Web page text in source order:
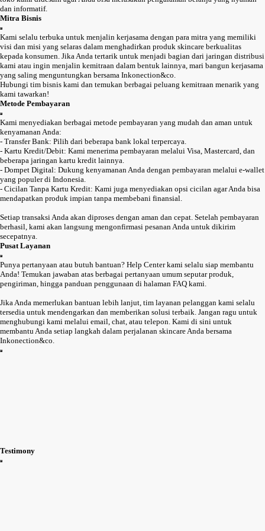
dan informatif.
Mitra Bisnis
Kami selalu terbuka untuk menjalin kerjasama dengan para mitra yang memiliki
visi dan misi yang selaras dalam menghadirkan produk skincare berkualitas
kepada konsumen. Jika Anda tertarik untuk menjadi bagian dari jaringan distribusi
kami atau ingin menjalin kemitraan dalam bentuk lainnya, mari bangun kerjasama
yang saling menguntungkan bersama Inkonection&co.
Hubungi tim bisnis kami dan temukan berbagai peluang kemitraan menarik yang
kami tawarkan!
Metode Pembayaran
Kami menyediakan berbagai metode pembayaran yang mudah dan aman untuk
kenyamanan Anda:
- Transfer Bank: Pilih dari beberapa bank lokal terpercaya.
- Kartu Kredit/Debit: Kami menerima pembayaran melalui Visa, Mastercard, dan
beberapa jaringan kartu kredit lainnya.
- Dompet Digital: Dukung kenyamanan Anda dengan pembayaran melalui e-wallet
yang populer di Indonesia.
- Cicilan Tanpa Kartu Kredit: Kami juga menyediakan opsi cicilan agar Anda bisa
mendapatkan produk impian tanpa membebani finansial.
Setiap transaksi Anda akan diproses dengan aman dan cepat. Setelah pembayaran
berhasil, kami akan langsung mengonfirmasi pesanan Anda untuk dikirim
secepatnya.
Pusat Layanan
Punya pertanyaan atau butuh bantuan? Help Center kami selalu siap membantu
Anda! Temukan jawaban atas berbagai pertanyaan umum seputar produk,
pengiriman, hingga panduan penggunaan di halaman FAQ kami.
Jika Anda memerlukan bantuan lebih lanjut, tim layanan pelanggan kami selalu
tersedia untuk mendengarkan dan memberikan solusi terbaik. Jangan ragu untuk
menghubungi kami melalui email, chat, atau telepon. Kami di sini untuk
membantu Anda setiap langkah dalam perjalanan skincare Anda bersama
Inkonection&co.
Testimony